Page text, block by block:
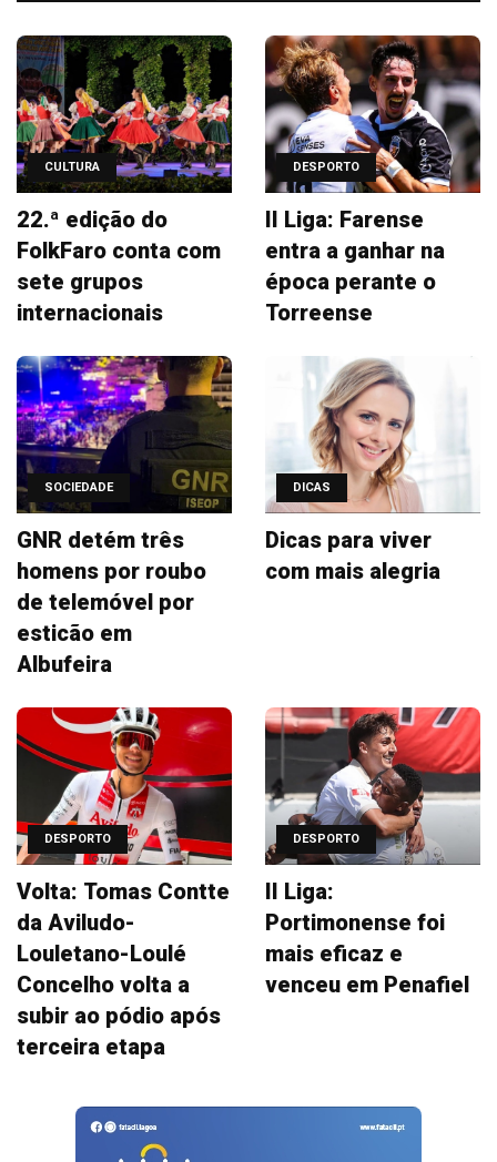
CULTURA
22.ª edição do
FolkFaro conta com
sete grupos
internacionais
DESPORTO
II Liga: Farense
entra a ganhar na
época perante o
Torreense
SOCIEDADE
GNR detém três
homens por roubo
de telemóvel por
esticão em
Albufeira
DICAS
Dicas para viver
com mais alegria
DESPORTO
Volta: Tomas Contte
da Aviludo-
Louletano-Loulé
Concelho volta a
subir ao pódio após
terceira etapa
DESPORTO
II Liga:
Portimonense foi
mais eficaz e
venceu em Penafiel